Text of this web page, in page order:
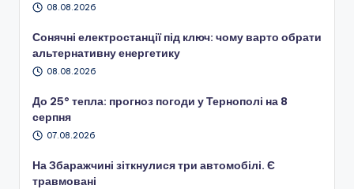
08.08.2026
Сонячні електростанції під ключ: чому варто обрати
альтернативну енергетику
08.08.2026
До 25° тепла: прогноз погоди у Тернополі на 8
серпня
07.08.2026
На Збаражчині зіткнулися три автомобілі. Є
травмовані